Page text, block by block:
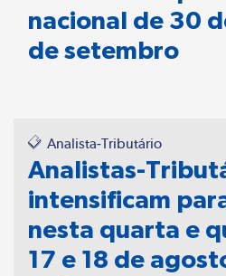
nacional de 30
de setembro
Analista-Tributário
Analistas-
intensificam
nesta quarta e
17 e 18 de